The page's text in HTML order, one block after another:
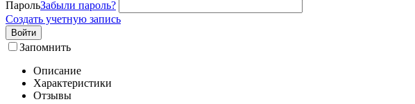
ПарольЗабыли пароль?
Создать учетную запись
Войти
Запомнить
Описание
Характеристики
Отзывы